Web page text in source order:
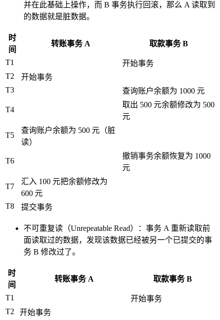
并在此基础上操作，而 B 事务执行回滚，那么 A 读取到
的数据就是脏数据。
时
间
转账事务 A 取款事务 B
T1
开始事务
T2
开始事务
T3
查询账户余额为 1000 元
T4
取出 500 元余额修改为 500
元
T5
查询账户余额为 500 元（脏
读）
T6
撤销事务余额恢复为 1000
元
T7
汇入 100 元把余额修改为
600 元
T8
提交事务
不可重复读（Unrepeatable Read）：事务 A 重新读取前
面读取过的数据，发现该数据已经被另一个已提交的事
务 B 修改过了。
时
间
转账事务 A 取款事务 B
T1
开始事务
T2
开始事务